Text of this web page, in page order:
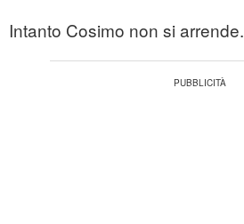
Intanto Cosimo non si arrende.